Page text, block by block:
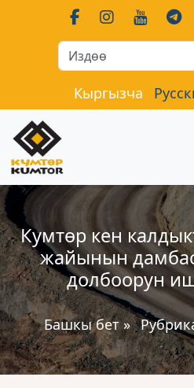
Кыргызча
Кумтөр кен
жайынын
долбоорун
Башкы бет»